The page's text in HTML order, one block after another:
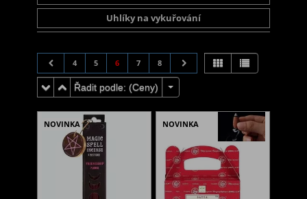
Uhlíky na vykuřování
4 5 6 7 8
Řadit podle: (Ceny)
NOVINKA NOVINKA